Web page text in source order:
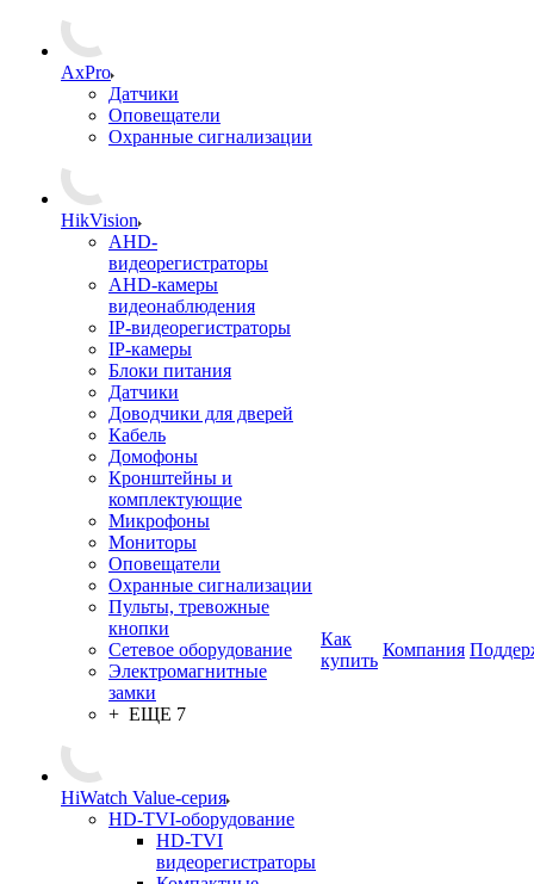
AxPro
Датчики
Оповещатели
Охранные сигнализации
HikVision
AHD-
видеорегистраторы
AHD-камеры
видеонаблюдения
IP-видеорегистраторы
IP-камеры
Блоки питания
Датчики
Доводчики для дверей
Кабель
Домофоны
Кронштейны и
комплектующие
Микрофоны
Мониторы
Оповещатели
Охранные сигнализации
Пульты, тревожные
кнопки
Сетевое оборудование
Электромагнитные
замки
+ ЕЩЕ 7
HiWatch Value-серия
HD-TVI-оборудование
HD-TVI
видеорегистраторы
Как
купить
Компания